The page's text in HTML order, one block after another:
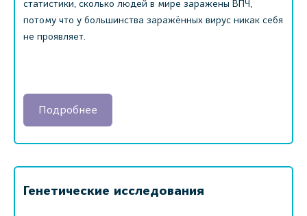
статистики, сколько людей в мире заражены ВПЧ,
потому что у большинства заражённых вирус никак себя
не проявляет.
Подробнее
Генетические исследования